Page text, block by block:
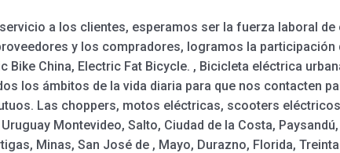
a los clientes, esperamos ser la fuerza laboral
y los compradores, logramos la
Bike China, Electric Fat Bicycle. , Bicicleta eléctrica
los ámbitos de la vida diaria para que nos contacten
Las choppers, motos eléctricas, scooters
Montevideo, Salto, Ciudad de la Costa,
Minas, San José de , Mayo, Durazno, Florida,